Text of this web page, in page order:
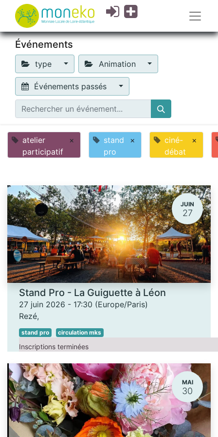
Événements
type Animation
Événements passés
atelier
participatif
×
stand
pro
×
ciné-
débat
×
JUIN
27
Stand Pro - La Guiguette à Léon
27 juin 2026 - 17:30 (Europe/Paris)
Rezé,
stand pro circulation mks
Inscriptions terminées
MAI
30